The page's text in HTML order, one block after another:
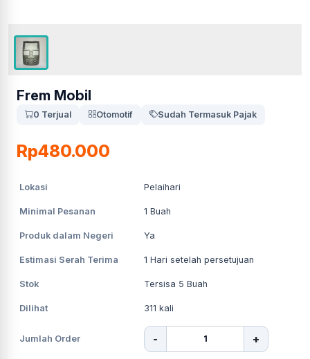
Frem Mobil
0 Terjual Otomotif Sudah Termasuk Pajak
Rp480.000
Lokasi Pelaihari
Minimal Pesanan 1 Buah
Produk dalam Negeri Ya
Estimasi Serah Terima 1 Hari setelah persetujuan
Stok Tersisa 5 Buah
Dilihat 311 kali
Jumlah Order - +